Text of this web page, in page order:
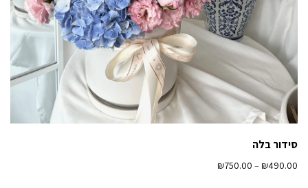
סידור בלה
₪490.00
–
₪750.00